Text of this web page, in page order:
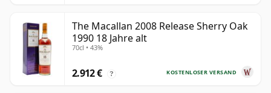
The Macallan 2008 Release Sherry Oak
1990 18 Jahre alt
70cl • 43%
KOSTENLOSER VERSAND
2.912 € ?